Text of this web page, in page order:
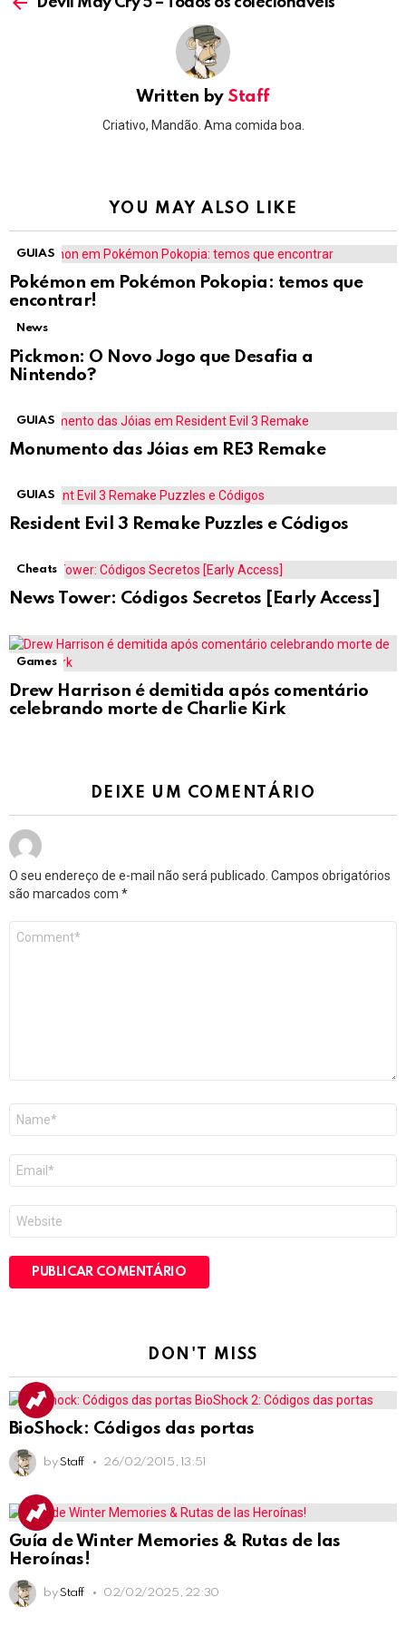
Written by Staff
Criativo, Mandão. Ama comida boa.
YOU MAY ALSO LIKE
GUIAS
Pokémon em Pokémon Pokopia: temos que
encontrar!
News
Pickmon: O Novo Jogo que Desafia a
Nintendo?
GUIAS
Monumento das Jóias em RE3 Remake
GUIAS
Resident Evil 3 Remake Puzzles e Códigos
Cheats
News Tower: Códigos Secretos [Early Access]
Games
Drew Harrison é demitida após comentário
celebrando morte de Charlie Kirk
DEIXE UM COMENTÁRIO
O seu endereço de e-mail não será publicado. Campos obrigatórios
são marcados com *
mail
*
DON'T MISS
BioShock: Códigos das portas
by Staff 26/02/2015, 13:51
Guía de Winter Memories & Rutas de las
Heroínas!
by Staff 02/02/2025, 22:30